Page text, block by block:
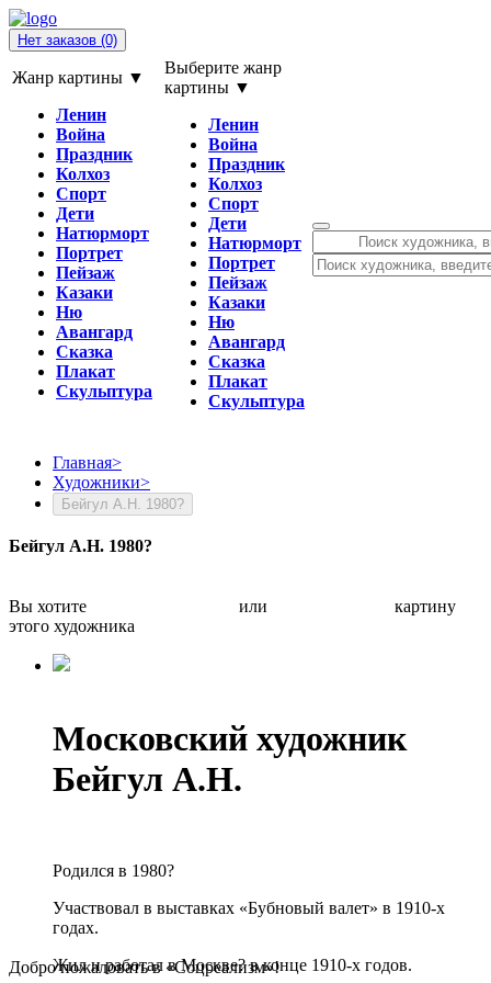
Нет заказов (0)
Жанр картины ▼
Ленин
Война
Праздник
Колхоз
Спорт
Дети
Натюрморт
Портрет
Пейзаж
Казаки
Ню
Авангард
Сказка
Плакат
Скульптура
Выберите жанр
картины ▼
Ленин
Война
Праздник
Колхоз
Спорт
Дети
Натюрморт
Портрет
Пейзаж
Казаки
Ню
Авангард
Сказка
Плакат
Скульптура
Главная>
Художники>
Бейгул А.Н. 1980?
Бейгул А.Н. 1980?
Вы хотите или
картину
этого художника
Московский художник
Бейгул А.Н.
Родился в 1980?
Участвовал в выставках «Бубновый валет» в 1910-х
годах.
Жил и работал в Москве? в конце 1910-х годов.
Добро пожаловать в «Соцреализм»!